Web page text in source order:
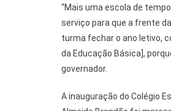
“Mais uma escola de
serviço para que a frente
turma fechar o ano letivo,
da Educação Básica],
governador.
A inauguração do Colégio